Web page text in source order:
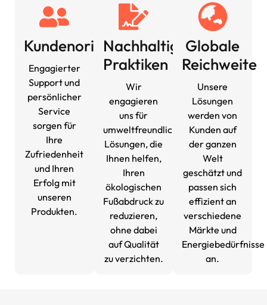
Kundenorientiert
Engagierter
Support und
persönlicher
Service
sorgen für
Ihre
Zufriedenheit
und Ihren
Erfolg mit
unseren
Produkten.
Nachhaltige
Praktiken
Wir
engagieren
uns für
umweltfreundliche
Lösungen, die
Ihnen helfen,
Ihren
ökologischen
Fußabdruck zu
reduzieren,
ohne dabei
auf Qualität
zu verzichten.
Globale
Reichweite
Unsere
Lösungen
werden von
Kunden auf
der ganzen
Welt
geschätzt und
passen sich
effizient an
verschiedene
Märkte und
Energiebedürfnisse
an.